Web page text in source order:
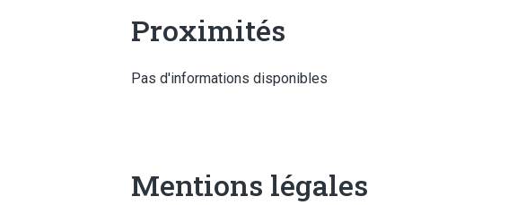
Proximités
Pas d'informations disponibles
Mentions légales